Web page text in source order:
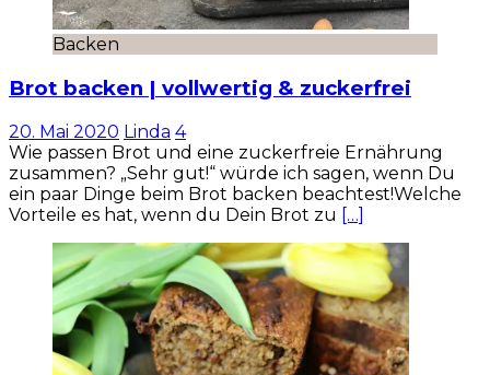
Backen
Brot backen | vollwertig & zuckerfrei
20. Mai 2020 Linda 4
Wie passen Brot und eine zuckerfreie Ernährung
zusammen? „Sehr gut!“ würde ich sagen, wenn Du
ein paar Dinge beim Brot backen beachtest!Welche
Vorteile es hat, wenn du Dein Brot zu […]